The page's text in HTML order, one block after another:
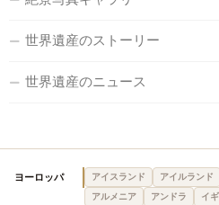
世界遺産のストーリー
世界遺産のニュース
ヨーロッパ アイスランド アイルランド
アルメニア
アンドラ イ